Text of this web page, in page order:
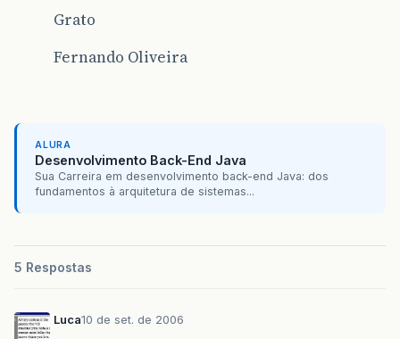
Grato
Fernando Oliveira
ALURA
Desenvolvimento Back-End Java
Sua Carreira em desenvolvimento back-end Java: dos
fundamentos à arquitetura de sistemas...
5 Respostas
Luca10 de set. de 2006